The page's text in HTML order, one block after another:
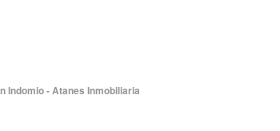
Indomio - Atanes Inmobiliaria